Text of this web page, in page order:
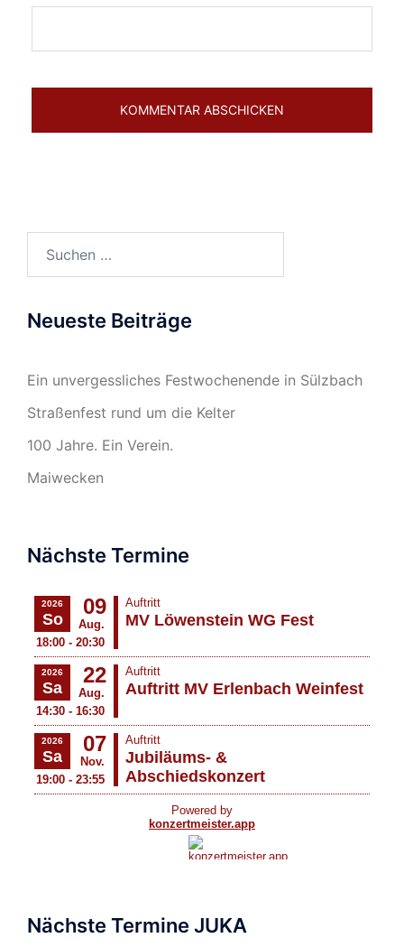
Neueste Beiträge
Ein unvergessliches Festwochenende in Sülzbach
Straßenfest rund um die Kelter
100 Jahre. Ein Verein.
Maiwecken
Nächste Termine
Nächste Termine JUKA